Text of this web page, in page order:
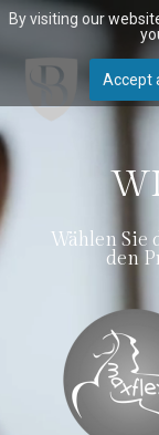
Wählen Sie
den
By visiting our
Accept